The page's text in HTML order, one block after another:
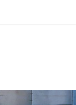
式ブログ